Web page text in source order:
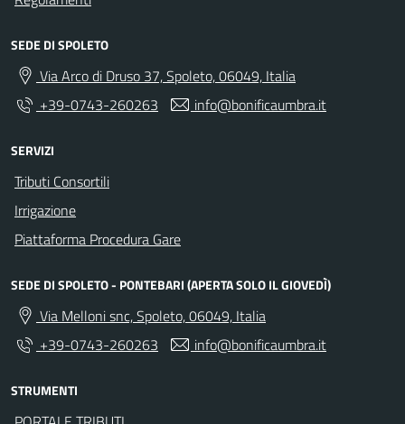
SEDE DI SPOLETO
Via Arco di Druso 37, Spoleto, 06049, Italia
+39-0743-260263
info@bonificaumbra.it
SERVIZI
Tributi Consortili
Irrigazione
Piattaforma Procedura Gare
SEDE DI SPOLETO - PONTEBARI (APERTA SOLO IL GIOVEDÌ)
Via Melloni snc, Spoleto, 06049, Italia
+39-0743-260263
info@bonificaumbra.it
STRUMENTI